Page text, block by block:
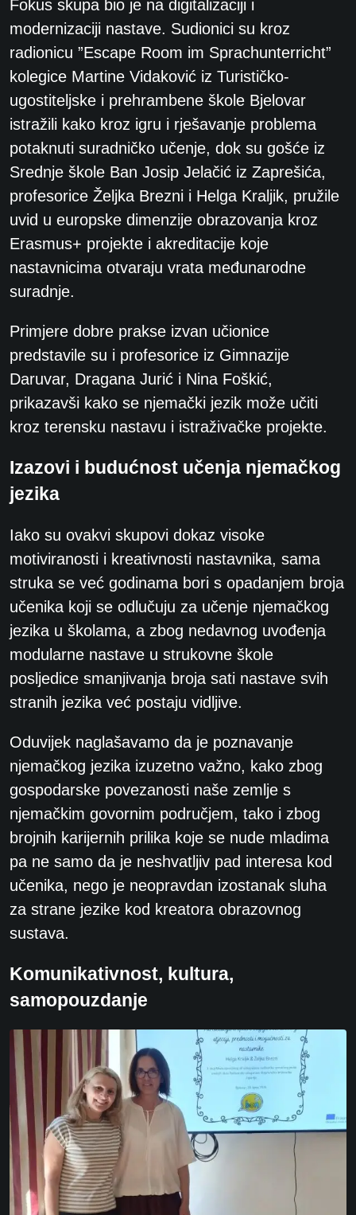
Fokus skupa bio je na digitalizaciji i
modernizaciji nastave. Sudionici su kroz
radionicu ”Escape Room im Sprachunterricht”
kolegice Martine Vidaković iz Turističko-
ugostiteljske i prehrambene škole Bjelovar
istražili kako kroz igru i rješavanje problema
potaknuti suradničko učenje, dok su gošće iz
Srednje škole Ban Josip Jelačić iz Zaprešića,
profesorice Željka Brezni i Helga Kraljik, pružile
uvid u europske dimenzije obrazovanja kroz
Erasmus+ projekte i akreditacije koje
nastavnicima otvaraju vrata međunarodne
suradnje.
Primjere dobre prakse izvan učionice
predstavile su i profesorice iz Gimnazije
Daruvar, Dragana Jurić i Nina Foškić,
prikazavši kako se njemački jezik može učiti
kroz terensku nastavu i istraživačke projekte.
Izazovi i budućnost učenja njemačkog
jezika
Iako su ovakvi skupovi dokaz visoke
motiviranosti i kreativnosti nastavnika, sama
struka se već godinama bori s opadanjem broja
učenika koji se odlučuju za učenje njemačkog
jezika u školama, a zbog nedavnog uvođenja
modularne nastave u strukovne škole
posljedice smanjivanja broja sati nastave svih
stranih jezika već postaju vidljive.
Oduvijek naglašavamo da je poznavanje
njemačkog jezika izuzetno važno, kako zbog
gospodarske povezanosti naše zemlje s
njemačkim govornim područjem, tako i zbog
brojnih karijernih prilika koje se nude mladima
pa ne samo da je neshvatljiv pad interesa kod
učenika, nego je neopravdan izostanak sluha
za strane jezike kod kreatora obrazovnog
sustava.
Komunikativnost, kultura,
samopouzdanje